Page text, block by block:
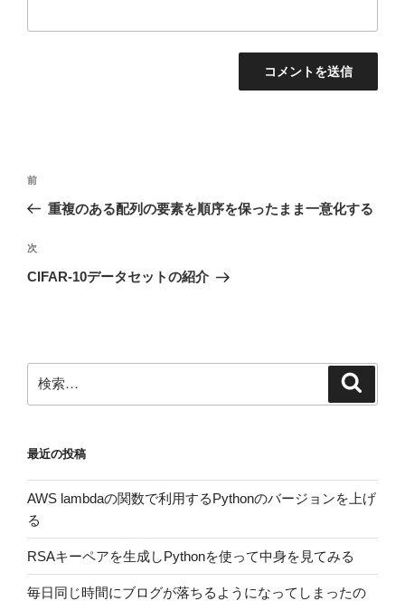
投
ビ
ゲ
ン
前
の
稿
前
重複のある配列の要素を順序を保ったまま一意化する
次
の
次
CIFAR-10データセットの紹介
索:
最近の投稿
AWS lambdaの関数で利用するPythonのバージョンを上げ
る
RSAキーペアを生成しPythonを使って中身を見てみる
毎日同じ時間にブログが落ちるようになってしまったの